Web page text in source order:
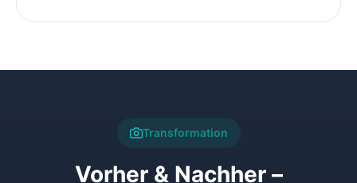
Transformation
Vorher & Nachher –